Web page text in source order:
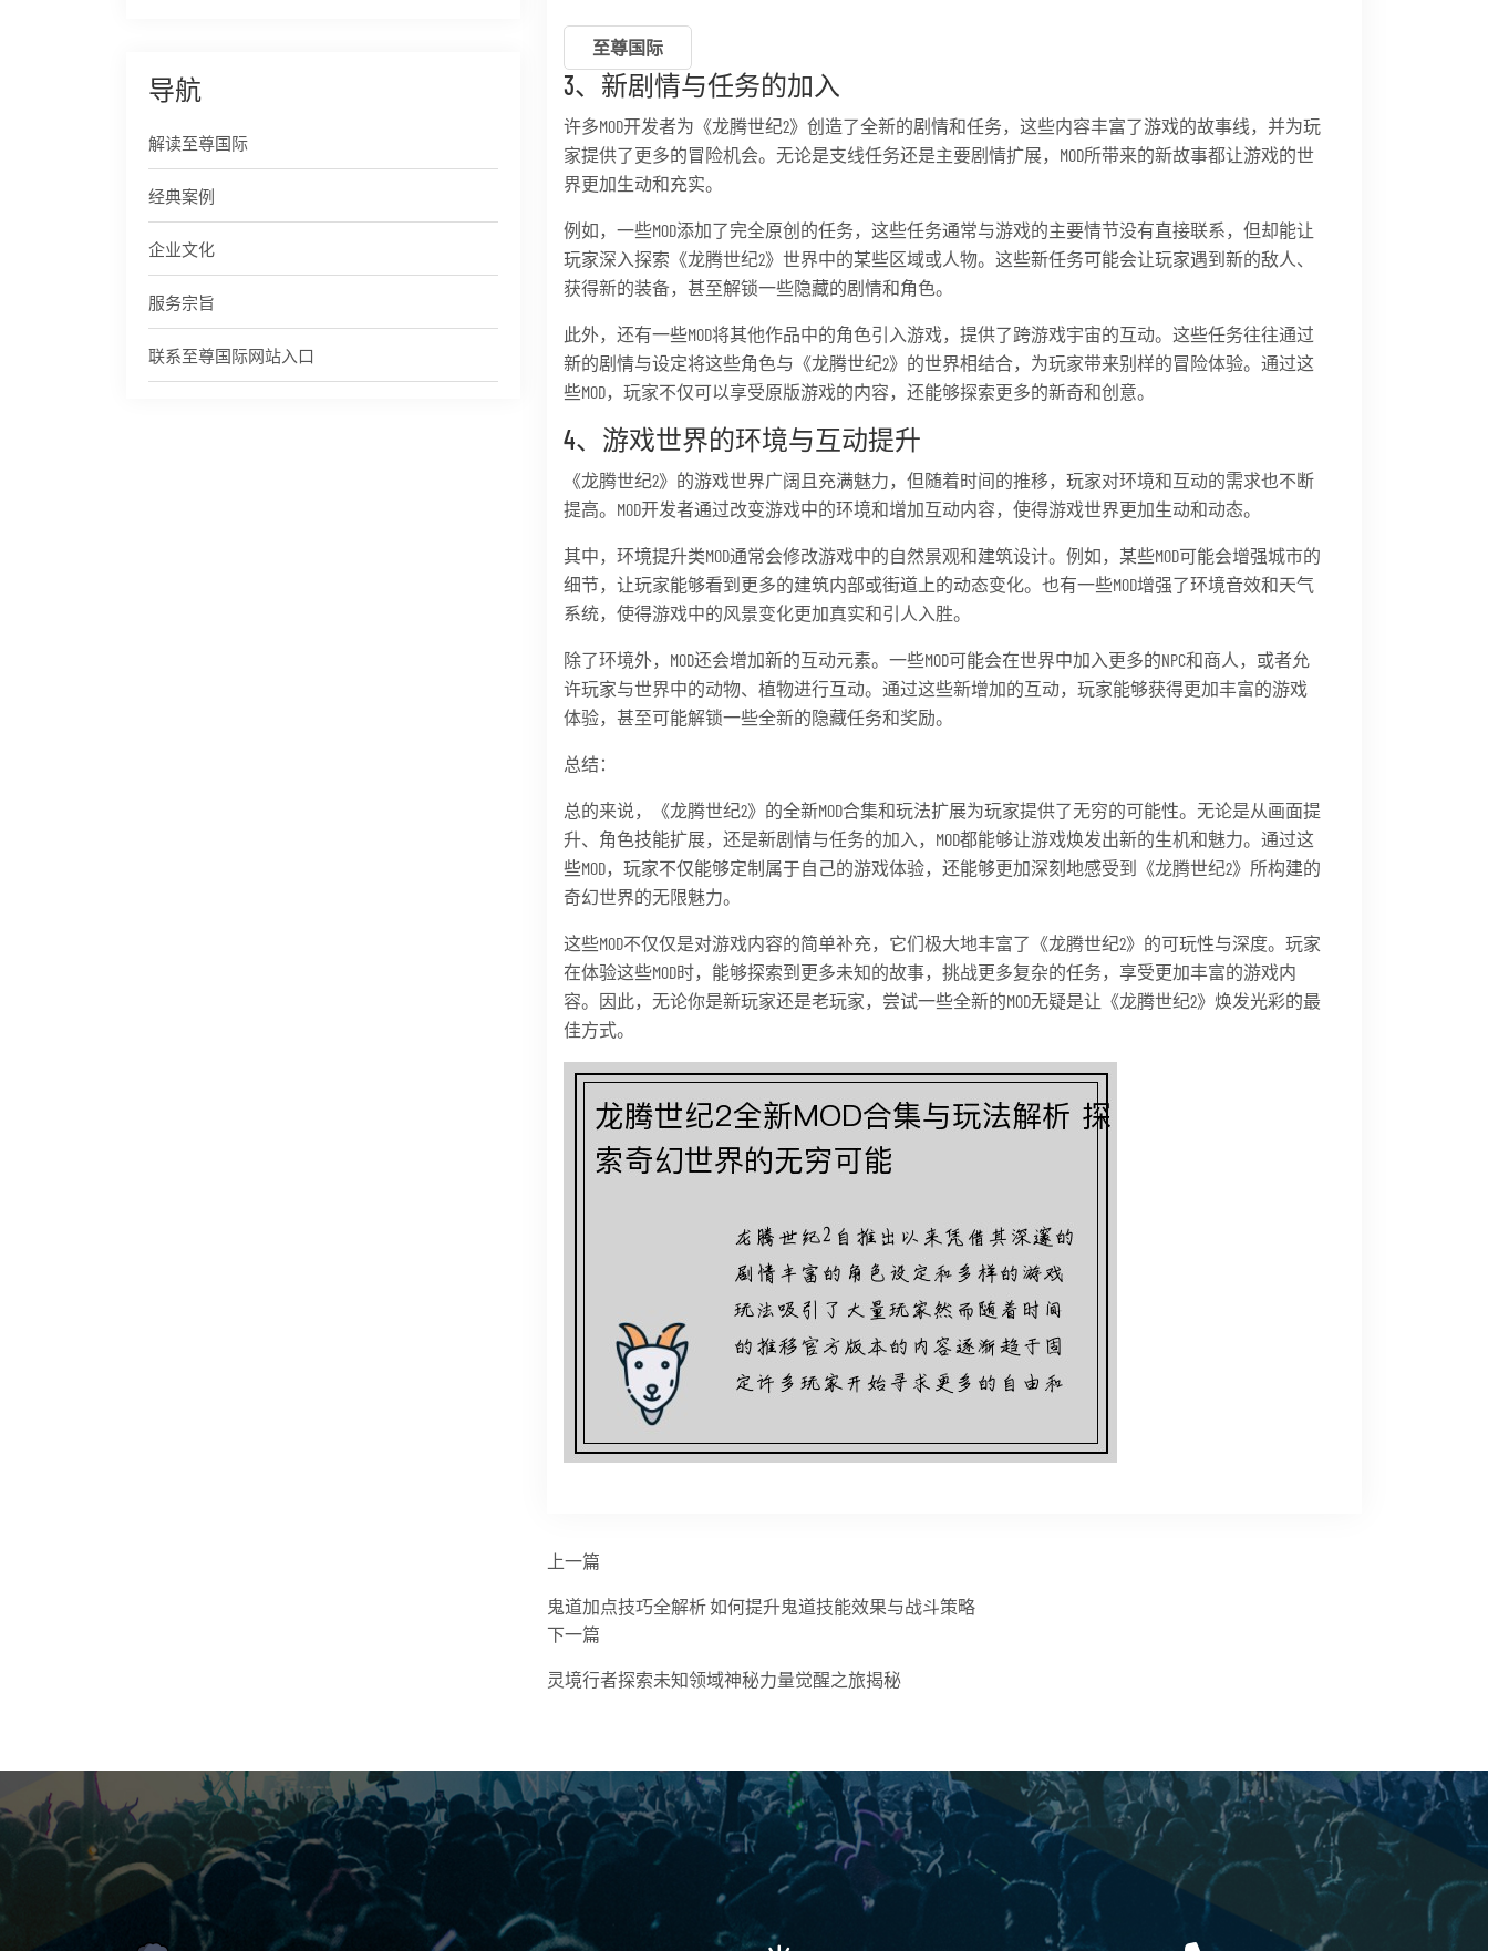
导航
解读至尊国际
经典案例
企业文化
服务宗旨
联系至尊国际网站入口
至尊国际
3、新剧情与任务的加入
许多MOD开发者为《龙腾世纪2》创造了全新的剧情和任务，这些内容丰富了游戏的故事线，并为玩
家提供了更多的冒险机会。无论是支线任务还是主要剧情扩展，MOD所带来的新故事都让游戏的世
界更加生动和充实。
例如，一些MOD添加了完全原创的任务，这些任务通常与游戏的主要情节没有直接联系，但却能让
玩家深入探索《龙腾世纪2》世界中的某些区域或人物。这些新任务可能会让玩家遇到新的敌人、
获得新的装备，甚至解锁一些隐藏的剧情和角色。
此外，还有一些MOD将其他作品中的角色引入游戏，提供了跨游戏宇宙的互动。这些任务往往通过
新的剧情与设定将这些角色与《龙腾世纪2》的世界相结合，为玩家带来别样的冒险体验。通过这
些MOD，玩家不仅可以享受原版游戏的内容，还能够探索更多的新奇和创意。
4、游戏世界的环境与互动提升
《龙腾世纪2》的游戏世界广阔且充满魅力，但随着时间的推移，玩家对环境和互动的需求也不断
提高。MOD开发者通过改变游戏中的环境和增加互动内容，使得游戏世界更加生动和动态。
其中，环境提升类MOD通常会修改游戏中的自然景观和建筑设计。例如，某些MOD可能会增强城市的
细节，让玩家能够看到更多的建筑内部或街道上的动态变化。也有一些MOD增强了环境音效和天气
系统，使得游戏中的风景变化更加真实和引人入胜。
除了环境外，MOD还会增加新的互动元素。一些MOD可能会在世界中加入更多的NPC和商人，或者允
许玩家与世界中的动物、植物进行互动。通过这些新增加的互动，玩家能够获得更加丰富的游戏
体验，甚至可能解锁一些全新的隐藏任务和奖励。
总结：
总的来说，《龙腾世纪2》的全新MOD合集和玩法扩展为玩家提供了无穷的可能性。无论是从画面提
升、角色技能扩展，还是新剧情与任务的加入，MOD都能够让游戏焕发出新的生机和魅力。通过这
些MOD，玩家不仅能够定制属于自己的游戏体验，还能够更加深刻地感受到《龙腾世纪2》所构建的
奇幻世界的无限魅力。
这些MOD不仅仅是对游戏内容的简单补充，它们极大地丰富了《龙腾世纪2》的可玩性与深度。玩家
在体验这些MOD时，能够探索到更多未知的故事，挑战更多复杂的任务，享受更加丰富的游戏内
容。因此，无论你是新玩家还是老玩家，尝试一些全新的MOD无疑是让《龙腾世纪2》焕发光彩的最
佳方式。
上一篇
鬼道加点技巧全解析 如何提升鬼道技能效果与战斗策略
下一篇
灵境行者探索未知领域神秘力量觉醒之旅揭秘